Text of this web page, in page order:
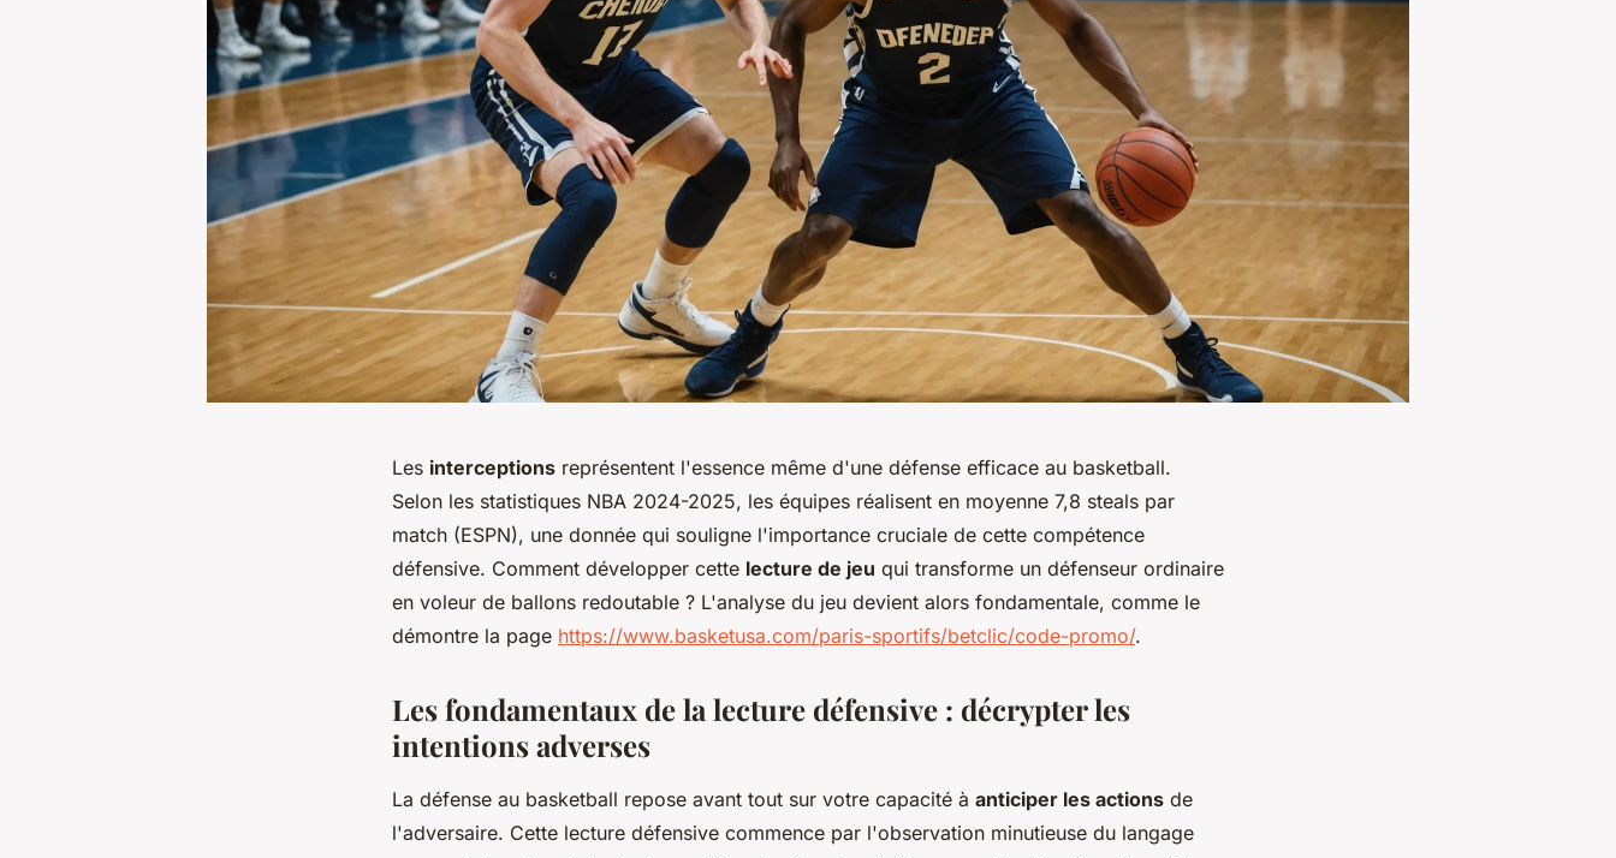
Les interceptions représentent l'essence même d'une défense efficace au basketball.
Selon les statistiques NBA 2024-2025, les équipes réalisent en moyenne 7,8 steals par
match (ESPN), une donnée qui souligne l'importance cruciale de cette compétence
défensive. Comment développer cette lecture de jeu qui transforme un défenseur ordinaire
en voleur de ballons redoutable ? L'analyse du jeu devient alors fondamentale, comme le
démontre la page https://www.basketusa.com/paris-sportifs/betclic/code-promo/.
Les fondamentaux de la lecture défensive : décrypter les
intentions adverses
La défense au basketball repose avant tout sur votre capacité à anticiper les actions de
l'adversaire. Cette lecture défensive commence par l'observation minutieuse du langage